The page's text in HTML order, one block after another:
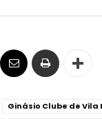
Ginásio Clube de Vila